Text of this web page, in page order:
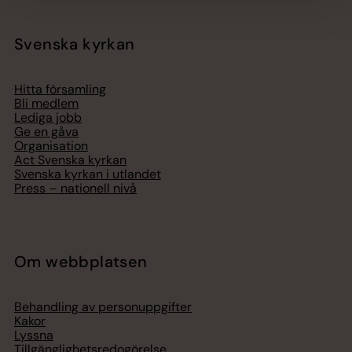
Svenska kyrkan
Hitta församling
Bli medlem
Lediga jobb
Ge en gåva
Organisation
Act Svenska kyrkan
Svenska kyrkan i utlandet
Press – nationell nivå
Om webbplatsen
Behandling av personuppgifter
Kakor
Lyssna